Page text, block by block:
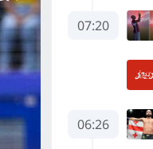
07:20
06:26